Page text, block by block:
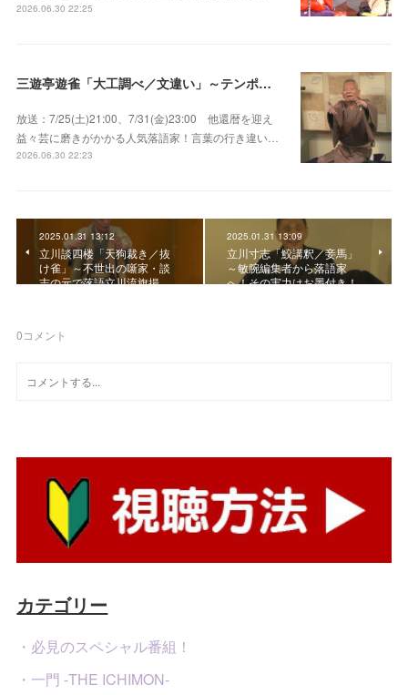
2026.06.30 22:25
三遊亭遊雀「大工調べ／文違い」～テンポよくたたみかける語り口で人気・実力とも屈指！
放送：7/25(土)21:00、7/31(金)23:00 他還暦を迎え
益々芸に磨きがかかる人気落語家！言葉の行き違い…
2026.06.30 22:23
2025.01.31 13:12
立川談四楼「天狗裁き／抜
け雀」～不世出の噺家・談
志の元で落語立川流旗揚…
2025.01.31 13:09
立川寸志「鮫講釈／妾馬」
～敏腕編集者から落語家
へ！その実力はお墨付き！
0コメント
カテゴリー
・必見のスペシャル番組！
・一門 -THE ICHIMON-